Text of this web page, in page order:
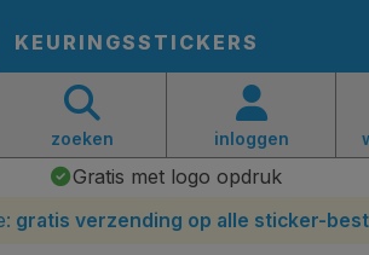
KEURINGSSTICKERS
zoeken inloggen
Gratis met logo opdruk
gratis verzending op alle sticker-